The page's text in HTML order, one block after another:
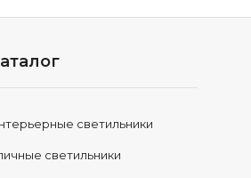
светильники
светильники